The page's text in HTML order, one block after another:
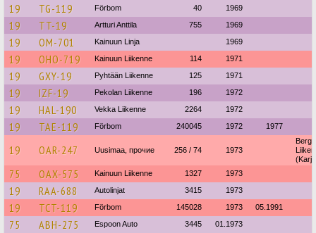
19 TG-119 Förbom 40 1969
19 TT-19 Artturi Anttila 755 1969
19 OM-701 Kainuun Linja 1969
19 OHO-719 Kainuun Liikenne 114 1971
19 GXY-19 Pyhtään Liikenne 125 1971
19 IZF-19 Pekolan Liikenne 196 1972
19 HAL-190 Vekka Liikenne 2264 1972
19 TAE-119 Förbom 240045 1972 1977
19 OAR-247 Uusimaa, прочие 256 / 74 1973
75 OAX-575 Kainuun Liikenne 1327 1973
19 RAA-688 Autolinjat 3415 1973
19 TCT-119 Förbom 145028 1973 05.1991
75 ABH-275 Espoon Auto 3445 01.1973